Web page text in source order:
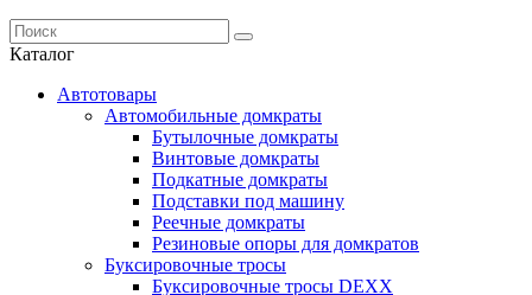
Каталог
Автотовары
Автомобильные домкраты
Бутылочные домкраты
Винтовые домкраты
Подкатные домкраты
Подставки под машину
Реечные домкраты
Резиновые опоры для домкратов
Буксировочные тросы
Буксировочные тросы DEXX